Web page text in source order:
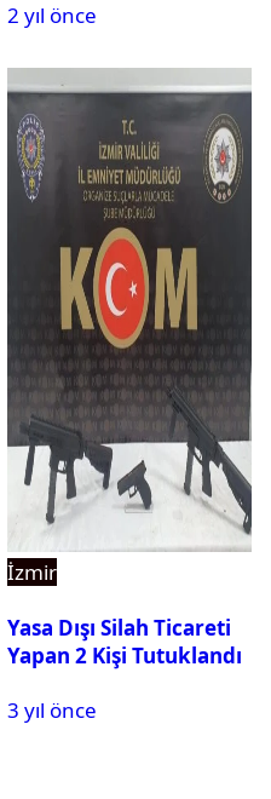
Tutuklandı
2 yıl önce
İzmir
Yasa Dışı Silah Ticareti
Yapan 2 Kişi Tutuklandı
3 yıl önce